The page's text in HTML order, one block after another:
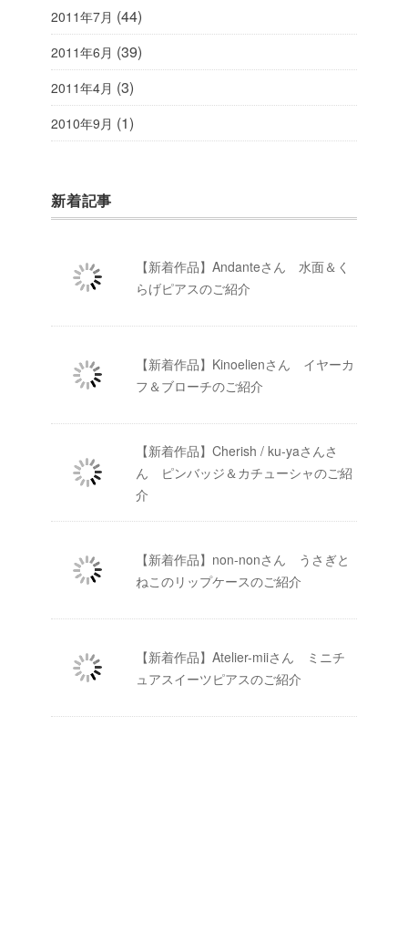
2011年7月 (44)
2011年6月 (39)
2011年4月 (3)
2010年9月 (1)
新着記事
【新着作品】Andanteさん 水面＆く
らげピアスのご紹介
【新着作品】Kinoelienさん イヤーカ
フ＆ブローチのご紹介
【新着作品】Cherish / ku-yaさんさ
ん ピンバッジ＆カチューシャのご紹
介
【新着作品】non-nonさん うさぎと
ねこのリップケースのご紹介
【新着作品】Atelier-miiさん ミニチ
ュアスイーツピアスのご紹介